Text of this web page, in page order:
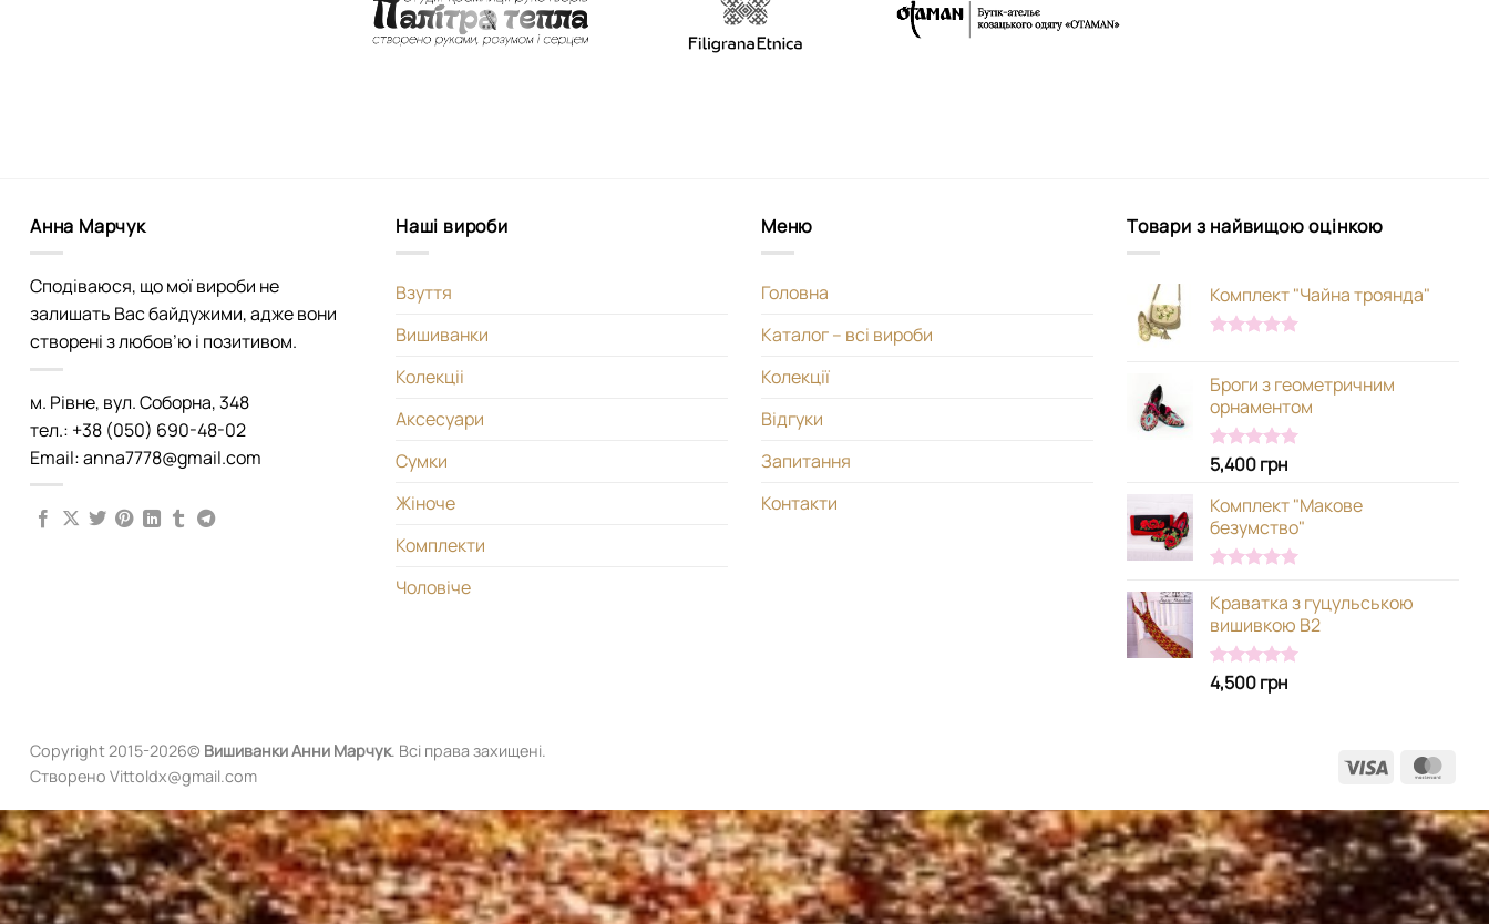
Анна Марчук
Сподіваюся, що мої вироби не
залишать Вас байдужими, адже вони
створені з любов’ю і позитивом.
м. Рівне, вул. Соборна, 348
тел.: +38 (050) 690-48-02
Email: anna7778@gmail.com
Наші вироби
Взуття
Вишиванки
Колекціі
Аксесуари
Сумки
Жіноче
Комплекти
Чоловіче
Меню
Головна
Каталог – всі вироби
Колекції
Відгуки
Запитання
Контакти
Товари з найвищою оцінкою
Комплект "Чайна троянда"
Броги з геометричним
орнаментом
Оцінено в
з 5
5,400грн
Комплект "Макове
безумство"
5.00з 5
Краватка з гуцульською
вишивкою В2
Оцінено в
з 5
4,500грн
Visa
Copyright 2015-2026© ВишиванкиАнни Марчук. Всі права захищені.
Створено Vittoldx@gmail.com